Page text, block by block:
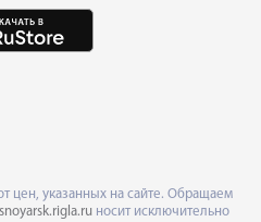
цен, указанных на сайте. Обращаем
носит исключительно